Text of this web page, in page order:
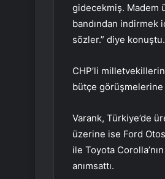
gidecekmiş. Madem
bandından indirmek
sözler.” diye konuştu.
CHP’li
bütçe görüşmelerine
Varank, Türkiye’de
üzerine ise Ford
ile Toyota
anımsattı.